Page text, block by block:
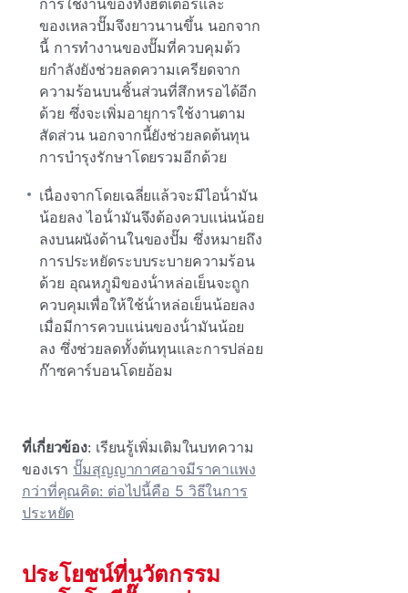
ของเหลวปั๊มจึงยาวนานขึ้น นอกจาก
นี้ การทํางานของปั๊มที่ควบคุมด้ว
ยกําลังยังช่วยลดความเครียดจาก
ความร้อนบนชิ้นส่วนที่สึกหรอได้อีก
ด้วย ซึ่งจะเพิ่มอายุการใช้งานตาม
สัดส่วน นอกจากนี้ยังช่วยลดต้นทุน
การบํารุงรักษาโดยรวมอีกด้วย
เนื่องจากโดยเฉลี่ยแล้วจะมีไอน้ํามัน
น้อยลง ไอน้ํามันจึงต้องควบแน่นน้อย
ลงบนผนังด้านในของปั๊ม ซึ่งหมายถึง
การประหยัดระบบระบายความร้อน
ด้วย อุณหภูมิของน้ําหล่อเย็นจะถูก
ควบคุมเพื่อให้ใช้น้ําหล่อเย็นน้อยลง
เมื่อมีการควบแน่นของน้ํามันน้อย
ลง ซึ่งช่วยลดทั้งต้นทุนและการปล่อย
ก๊าซคาร์บอนโดยอ้อม
ที่เกี่ยวข้อง: เรียนรู้เพิ่มเติมในบทความ
ของเรา ปั๊มสุญญากาศอาจมีราคาแพง
กว่าที่คุณคิด: ต่อไปนี้คือ 5 วิธีในการ
ประหยัด
ประโยชน์ที่นวัตกรรม